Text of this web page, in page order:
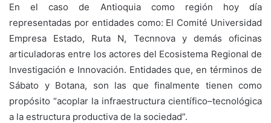
En el caso de Antioquia como región hoy día
representadas por entidades como: El Comité Universidad
Empresa Estado, Ruta N, Tecnnova y demás oficinas
articuladoras entre los actores del Ecosistema Regional de
Investigación e Innovación. Entidades que, en términos de
Sábato y Botana, son las que finalmente tienen como
propósito “acoplar la infraestructura científico–tecnológica
a la estructura productiva de la sociedad”.